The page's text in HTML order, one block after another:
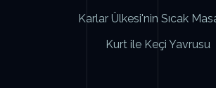
Karlar Ülkesi'nin Sıcak
Kurt ile Keçi Yavrusu